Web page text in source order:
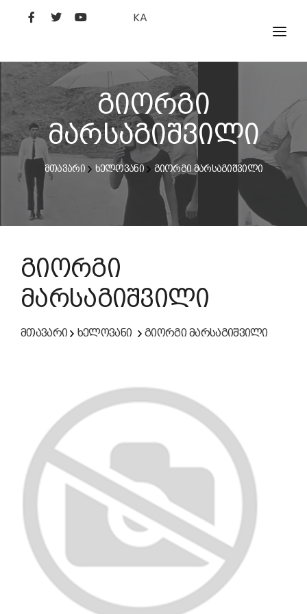
KA
ᲤᲘᲚᲛᲔᲑᲘ
ᲮᲔᲚᲝᲕᲐᲜᲘ
ᲙᲘᲜᲝᲡᲢᲣᲓᲘᲐ
ᲙᲘᲜᲝᲐᲙᲐᲓᲔᲛᲘᲐ
გიორგი
მარსაგიშვილი
მთავარი ხელოვანი გიორგი მარსაგიშვილი
გიორგი
მარსაგიშვილი
მთავარი ხელოვანი გიორგი მარსაგიშვილი